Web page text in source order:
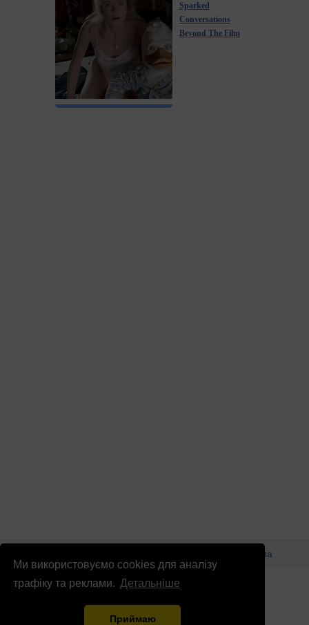
Ми використовуємо cookies для аналізу
трафіку та реклами. Детальніше
Приймаю
Sparked
Conversations
Beyond The Film
Реклама
info @patrioty.org.ua